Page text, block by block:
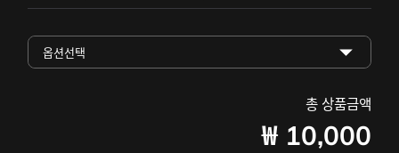
총 상품금액
₩ 10,000